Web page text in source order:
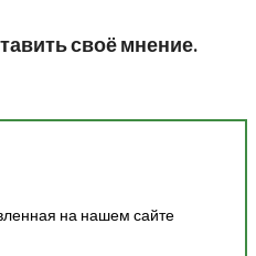
своё мнение.
на нашем сайте